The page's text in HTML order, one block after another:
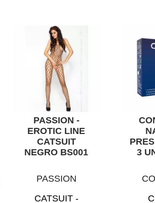
PASSION -
EROTIC LINE
CATSUIT
NEGRO BS001
PASSION
CATSUIT -
3